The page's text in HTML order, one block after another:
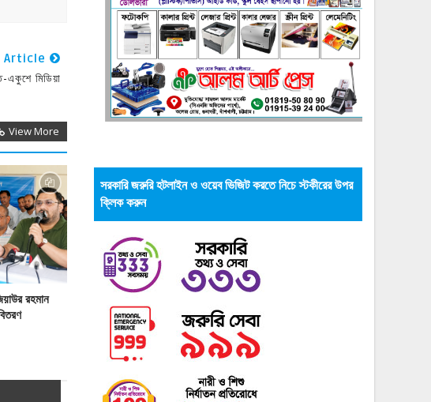
Article
একুশে মিডিয়া
View More
রহমান
সরকারি জরুরি হটলাইন ও ওয়েব ভিজিট করতে নিচে স্টকীরের উপর
ক্লিক করুন